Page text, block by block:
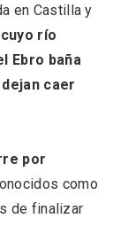
en Castilla y
río
Ebro baña
caer
por
como
de finalizar
de Sotillo
el Vino y Yo’